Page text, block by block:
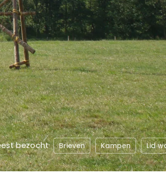
bezocht Brieven Kampen Lid